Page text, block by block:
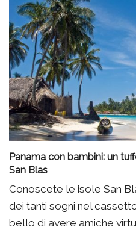
Panama con bambini: un
San Blas
Conoscete le isole San
dei tanti sogni nel
bello di avere amiche